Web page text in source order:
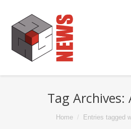
Tag Archives:
You are here:Home Entries tagged